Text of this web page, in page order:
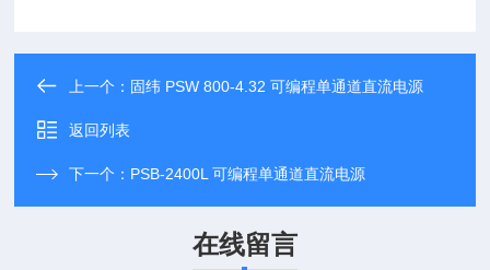
上一个： 固纬 PSW 800-4.32 可编程单通道直流电源
返回列表
下一个： PSB-2400L 可编程单通道直流电源
在线留言